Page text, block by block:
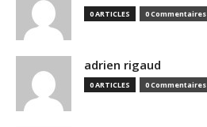
0 ARTICLES 0 Commentaires
adrien rigaud
0 ARTICLES 0 Commentaires